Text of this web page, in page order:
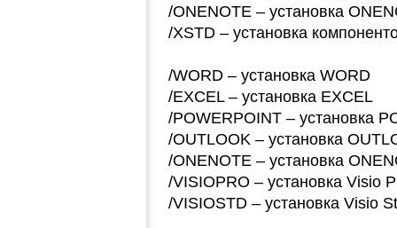
/ONENOTE – установка
/XSTD – установка
/WORD – установка WORD
/EXCEL – установка EXCEL
/POWERPOINT – установка
/OUTLOOK – установка
/ONENOTE – установка
/VISIOPRO – установка Visio
/VISIOSTD – установка Visio